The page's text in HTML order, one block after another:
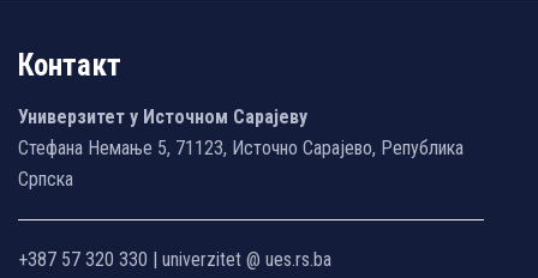
Контакт
Универзитет у Источном Сарајеву
Стефана Немање 5, 71123, Источно Сарајево, Република
Српска
+387 57 320 330 | univerzitet @ ues.rs.ba